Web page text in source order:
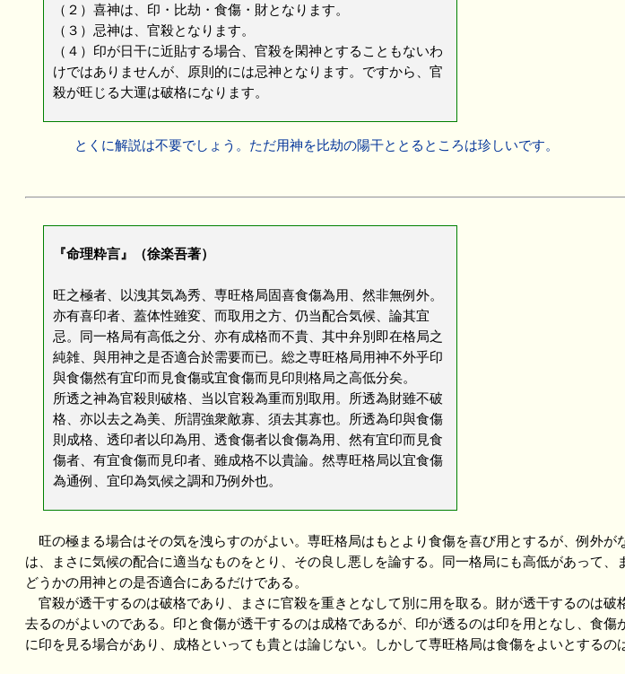
（２）喜神は、印・比劫・食傷・財となります。
（３）忌神は、官殺となります。
（４）印が日干に近貼する場合、官殺を閑神とすることもないわ
けではありませんが、原則的には忌神となります。ですから、官
殺が旺じる大運は破格になります。
とくに解説は不要でしょう。ただ用神を比劫の陽干ととるところは珍しいです。
『命理粋言』（徐楽吾著）
旺之極者、以洩其気為秀、専旺格局固喜食傷為用、然非無例外。
亦有喜印者、蓋体性雖変、而取用之方、仍当配合気候、論其宜
忌。同一格局有高低之分、亦有成格而不貴、其中弁別即在格局之
純雑、與用神之是否適合於需要而已。総之専旺格局用神不外乎印
與食傷然有宜印而見食傷或宜食傷而見印則格局之高低分矣。
所透之神為官殺則破格、当以官殺為重而別取用。所透為財雖不破
格、亦以去之為美、所謂強衆敵寡、須去其寡也。所透為印與食傷
則成格、透印者以印為用、透食傷者以食傷為用、然有宜印而見食
傷者、有宜食傷而見印者、雖成格不以貴論。然専旺格局以宜食傷
為通例、宜印為気候之調和乃例外也。
旺の極まる場合はその気を洩らすのがよい。専旺格局はもとより食傷を喜び用とするが、例外
は、まさに気候の配合に適当なものをとり、その良し悪しを論する。同一格局にも高低があって
どうかの用神との是否適合にあるだけである。
官殺が透干するのは破格であり、まさに官殺を重きとなして別に用を取る。財が透干するのは
去るのがよいのである。印と食傷が透干するのは成格であるが、印が透るのは印を用となし、食
に印を見る場合があり、成格といっても貴とは論じない。しかして専旺格局は食傷をよいとする